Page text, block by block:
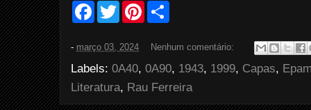
F
b
o
o
k
T
w
t
e
r
P
r
e
s
e
- março 03, 2024 Nenhum comentário:
Labels: 0A40, 0A90, 1943, 1999, Capas,
Literatura, Rau Ferreira